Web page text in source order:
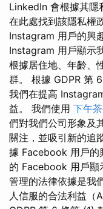
LinkedIn 會根據其隱
在此處找到該隱私權
Instagram 用戶的興
Instagram 用戶顯示
根據居住地、年齡、
群。 根據 GDPR 第
我們在提高
益。 我們使用 下午
們對我們公司形象及
關注，並吸引新的追
據 Facebook 用戶的
的 Facebook 用戶顯
管理的法律依據是我
人信服的合法利益（